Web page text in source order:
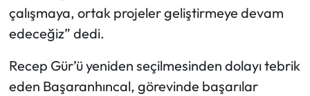
çalışmaya, ortak projeler geliştirmeye devam
edeceğiz” dedi.
Recep Gür’ü yeniden seçilmesinden dolayı tebrik
eden Başaranhıncal, görevinde başarılar
Osmancık Haberleri
Otomotiv